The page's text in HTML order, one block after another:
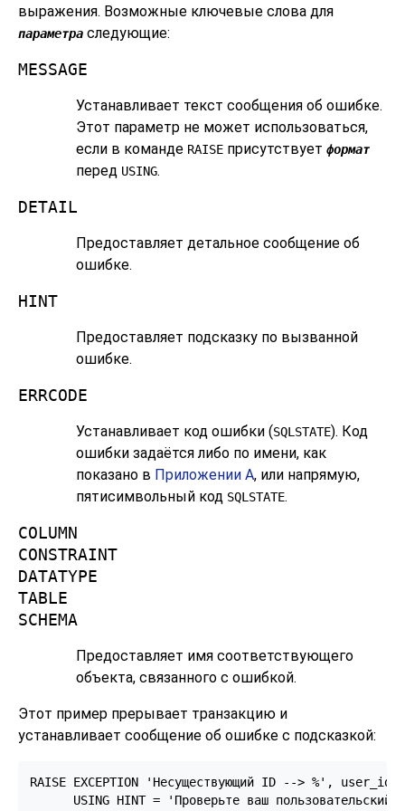
выражения. Возможные ключевые слова для
параметра следующие:
MESSAGE
Устанавливает текст сообщения об ошибке.
Этот параметр не может использоваться,
если в команде RAISE присутствует формат
перед USING.
DETAIL
Предоставляет детальное сообщение об
ошибке.
HINT
Предоставляет подсказку по вызванной
ошибке.
ERRCODE
Устанавливает код ошибки (SQLSTATE). Код
ошибки задаётся либо по имени, как
показано в Приложении A, или напрямую,
пятисимвольный код SQLSTATE.
COLUMN
CONSTRAINT
DATATYPE
TABLE
SCHEMA
Предоставляет имя соответствующего
объекта, связанного с ошибкой.
Этот пример прерывает транзакцию и
устанавливает сообщение об ошибке с подсказкой:
RAISE EXCEPTION 'Несуществующий ID --> %', user_id
USING HINT = 'Проверьте ваш пользовательский